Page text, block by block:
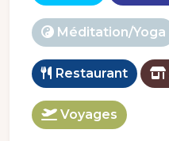
Méditation/Yoga
Restaurant
Voyages